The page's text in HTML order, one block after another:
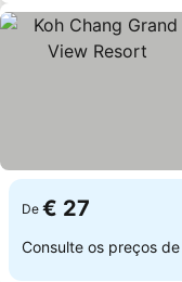
De € 27
Consulte os preços de